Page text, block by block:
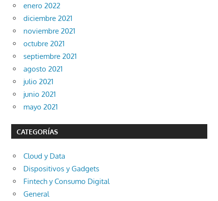
enero 2022
diciembre 2021
noviembre 2021
octubre 2021
septiembre 2021
agosto 2021
julio 2021
junio 2021
mayo 2021
CATEGORÍAS
Cloud y Data
Dispositivos y Gadgets
Fintech y Consumo Digital
General